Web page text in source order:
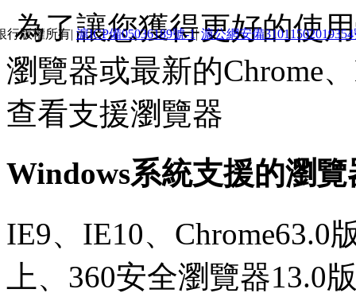
為了讓您獲得更好的使
瀏覽器或最新的Chrome
查看支援瀏覽器
Windows系統支援的瀏覽
IE9、IE10、Chrome63.0
上、360安全瀏覽器13.0
行版權所有| 滬ICP備05036189號-1|滬公網安備